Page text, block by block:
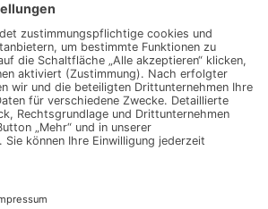
Apple Intern
Apple Software
Nützliches Apple Zubehör
Gut zu wissen
iPad und iPod
iPhone
OSX